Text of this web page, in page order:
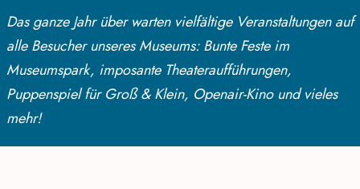
Das ganze Jahr über warten vielfältige Veranstaltungen auf
alle Besucher unseres Museums: Bunte Feste im
Museumspark, imposante Theateraufführungen,
Puppenspiel für Groß & Klein, Openair-Kino und vieles
mehr!